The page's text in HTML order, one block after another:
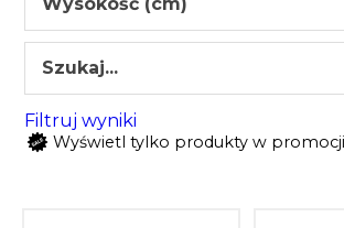
Wysokość (cm)
Szukaj...
Filtruj wyniki
Wyświetl tylko produkty w